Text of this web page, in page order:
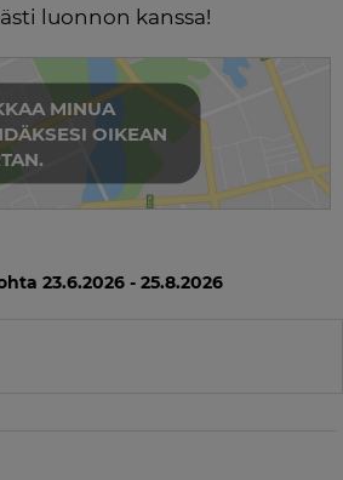
luonnon kanssa!
MINUA
OIKEAN
23.6.2026 - 25.8.2026